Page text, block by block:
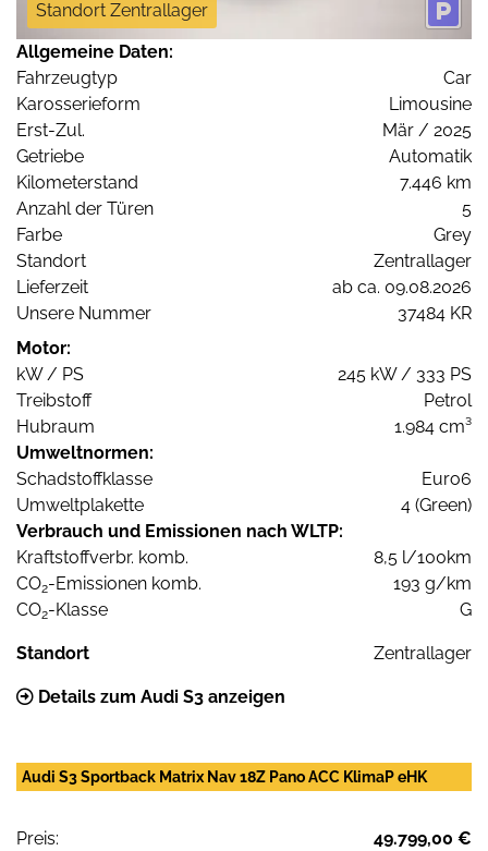
Standort Zentrallager
Allgemeine Daten:
Fahrzeugtyp
Car
Karosserieform
Limousine
Erst-Zul.
Mär / 2025
Getriebe
Automatik
Kilometerstand
7.446 km
Anzahl der Türen
5
Farbe
Grey
Standort
Zentrallager
Lieferzeit
ab ca. 09.08.2026
Unsere Nummer
37484 KR
Motor:
kW / PS
245 kW / 333 PS
Treibstoff
Petrol
Hubraum
1.984 cm³
Umweltnormen:
Schadstoffklasse
Euro6
Umweltplakette
4 (Green)
Verbrauch und Emissionen nach WLTP:
Kraftstoffverbr. komb.
8,5 l/100km
CO2-Emissionen komb.
193 g/km
CO2-Klasse G
Standort Zentrallager
Details zum Audi S3 anzeigen
Audi S3 Sportback Matrix Nav 18Z Pano ACC KlimaP eHK
Preis:
49.799,00 €